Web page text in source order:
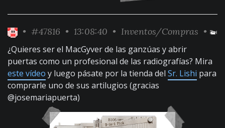
• #47816 • 13:08:40 • Inventos/Compras •
¿Quieres ser el MacGyver de las ganzúas y abrir
puertas como un profesional de las radiografías? Mira
este vídeo y luego pásate por la tienda del Sr. Lishi para
comprarle uno de sus artilugios (gracias
@josemariapuerta)